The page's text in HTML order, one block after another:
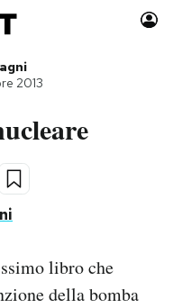
Libri
2013
libro che
della bomba